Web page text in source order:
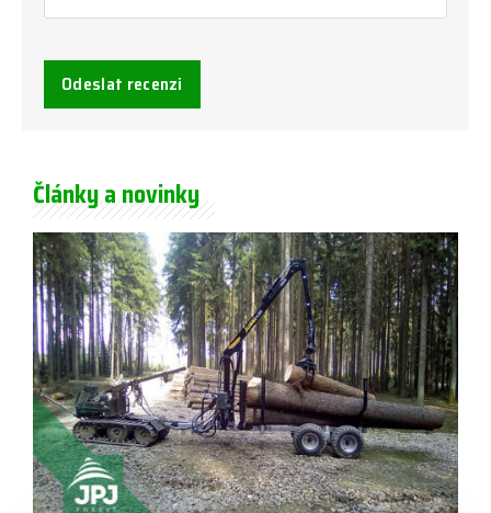
Odeslat recenzi
Články a novinky